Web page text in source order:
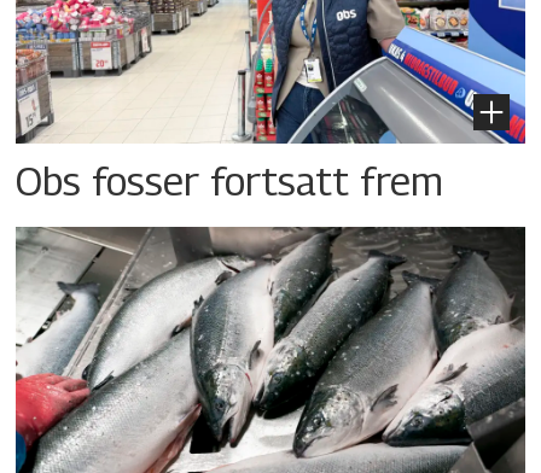
Obs fosser fortsatt frem